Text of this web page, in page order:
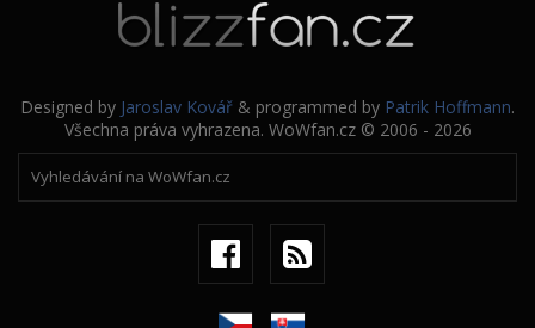
Designed by Jaroslav Kovář & programmed by Patrik Hoffmann.
Všechna práva vyhrazena. WoWfan.cz © 2006 - 2026